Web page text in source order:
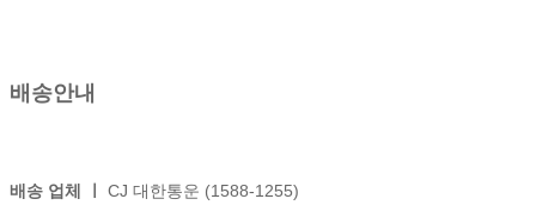
배송안내
배송 업체 ㅣ CJ 대한통운 (1588-1255)